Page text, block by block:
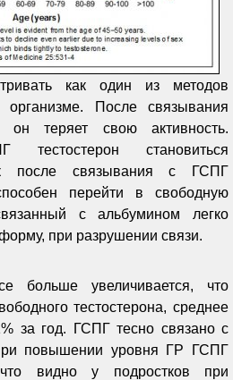
как один из методов
После связывания
он теряет свою активность.
становиться
после связывания с ГСПГ
перейти в свободную
с альбумином легко
при разрушении связи.
больше увеличивается, что
тестостерона, среднее
за год. ГСПГ тесно связано с
повышении уровня ГР ГСПГ
что видно у подростков при